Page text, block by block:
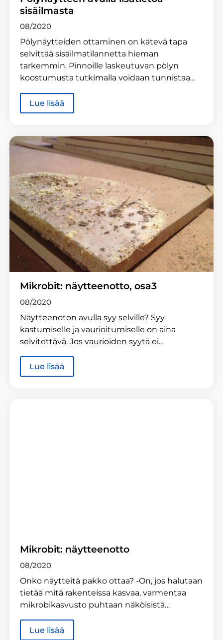
sisäilmasta
08/2020
Pölynäytteiden ottaminen on kätevä tapa
selvittää sisäilmatilannetta hieman
tarkemmin. Pinnoille laskeutuvan pölyn
koostumusta tutkimalla voidaan tunnistaa…
Lue lisää
Mikrobit: näytteenotto, osa3
08/2020
Näytteenoton avulla syy selville? Syy
kastumiselle ja vaurioitumiselle on aina
selvitettävä. Jos vaurioiden syytä ei…
Lue lisää
Mikrobit: näytteenotto
08/2020
Onko näytteitä pakko ottaa? -On, jos halutaan
tietää mitä rakenteissa kasvaa, varmentaa
mikrobikasvusto puhtaan näköisistä…
Lue lisää